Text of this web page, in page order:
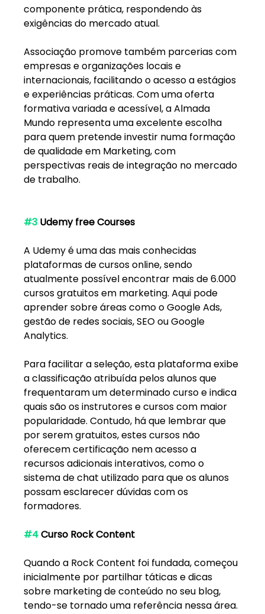
componente prática, respondendo às
exigências do mercado atual.
Associação promove também parcerias com
empresas e organizações locais e
internacionais, facilitando o acesso a estágios
e experiências práticas. Com uma oferta
formativa variada e acessível, a Almada
Mundo representa uma excelente escolha
para quem pretende investir numa formação
de qualidade em Marketing, com
perspectivas reais de integração no mercado
de trabalho.
#3 Udemy free Courses
A Udemy é uma das mais conhecidas
plataformas de cursos online, sendo
atualmente possível encontrar mais de 6.000
cursos gratuitos em marketing. Aqui pode
aprender sobre áreas como o Google Ads,
gestão de redes sociais, SEO ou Google
Analytics.
Para facilitar a seleção, esta plataforma exibe
a classificação atribuída pelos alunos que
frequentaram um determinado curso e indica
quais são os instrutores e cursos com maior
popularidade. Contudo, há que lembrar que
por serem gratuitos, estes cursos não
oferecem certificação nem acesso a
recursos adicionais interativos, como o
sistema de chat utilizado para que os alunos
possam esclarecer dúvidas com os
formadores.
#4 Curso Rock Content
Quando a Rock Content foi fundada, começou
inicialmente por partilhar táticas e dicas
sobre marketing de conteúdo no seu blog,
tendo-se tornado uma referência nessa área.